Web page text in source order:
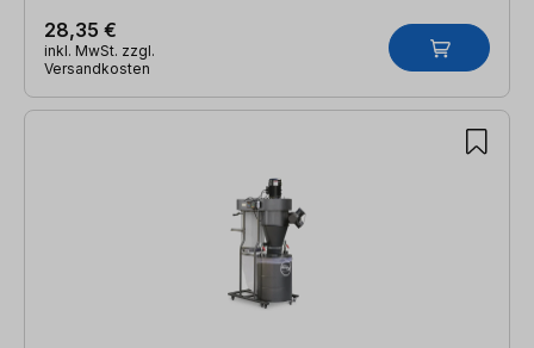
28,35 €
inkl. MwSt. zzgl.
Versandkosten